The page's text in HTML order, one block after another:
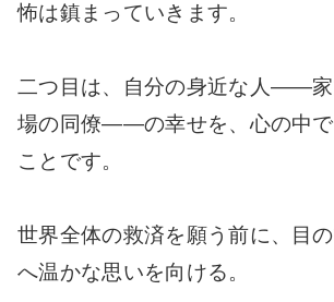
怖は鎮まっていきます。
二つ目は、自分の身近な人――
場の同僚――の幸せを、心の中で
ことです。
世界全体の救済を願う前に、目
へ温かな思いを向ける。